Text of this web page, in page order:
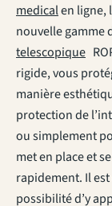
medicalen ligne,
nouvelle gamme
telescopique
rigide, vous
manière
protection de
ou simplement
met en place et
rapidement. Il
possibilité d’y